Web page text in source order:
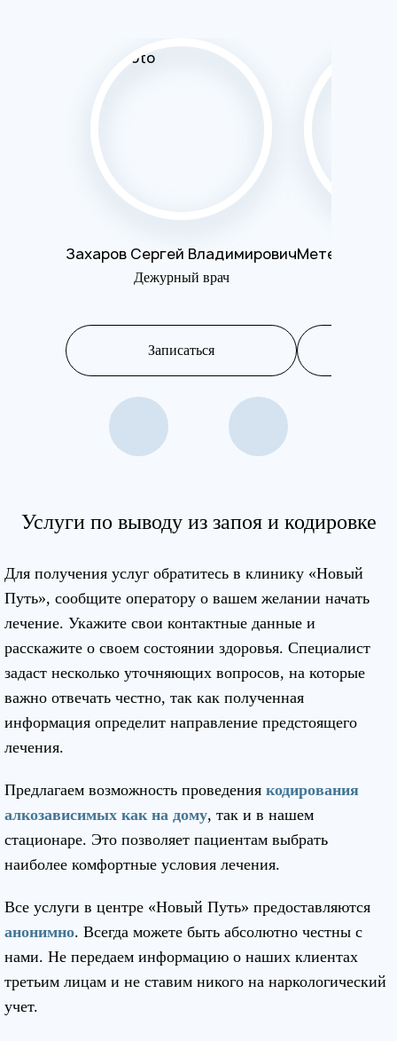
Захаров Сергей Владимирович
Дежурный врач
Записаться
Метелева
Услуги по выводу из запоя и кодировке
Для получения услуг обратитесь в клинику «Новый
Путь», сообщите оператору о вашем желании начать
лечение. Укажите свои контактные данные и
расскажите о своем состоянии здоровья. Специалист
задаст несколько уточняющих вопросов, на которые
важно отвечать честно, так как полученная
информация определит направление предстоящего
лечения.
Предлагаем возможность проведения кодирования
алкозависимых как на дому, так и в нашем
стационаре. Это позволяет пациентам выбрать
наиболее комфортные условия лечения.
Все услуги в центре «Новый Путь» предоставляются
анонимно. Всегда можете быть абсолютно честны с
нами. Не передаем информацию о наших клиентах
третьим лицам и не ставим никого на наркологический
учет.